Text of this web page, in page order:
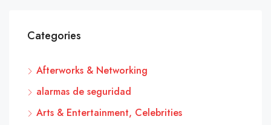
Categories
Afterworks & Networking
alarmas de seguridad
Arts & Entertainment, Celebrities